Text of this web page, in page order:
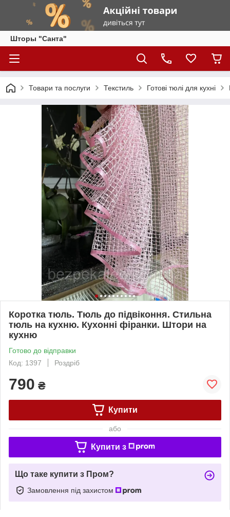
Шторы "Санта"
Товари та послуги Текстиль Готові тюлі для кухні
Коротка тюль. Тюль до підвіконня. Стильна
тюль на кухню. Кухонні фіранки. Штори на
кухню
Готово до відправки
Код: 1397
Роздріб
790 ₴
Купити
або
Купити з
Що таке купити з Пром?
Замовлення під захистом